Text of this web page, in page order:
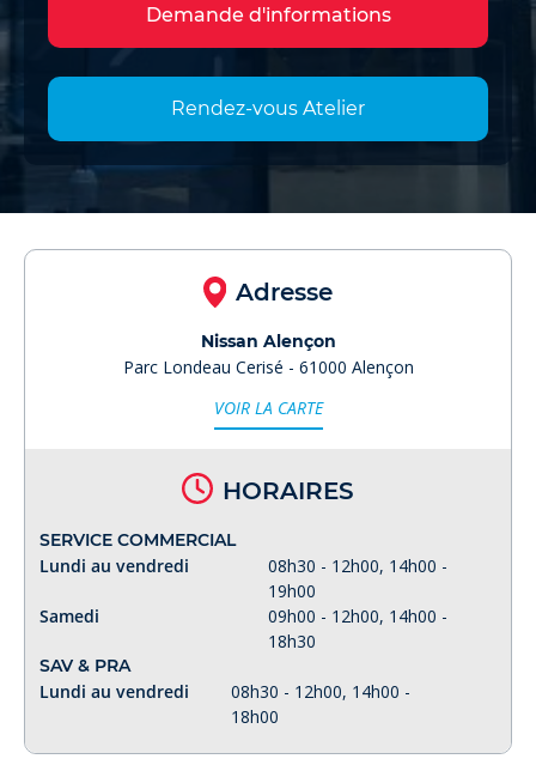
Demande d'informations
Rendez-vous Atelier
Adresse
Nissan Alençon
Parc Londeau Cerisé - 61000 Alençon
VOIR LA CARTE
HORAIRES
SERVICE COMMERCIAL
Lundi au vendredi
08h30 - 12h00, 14h00 -
19h00
Samedi
09h00 - 12h00, 14h00 -
18h30
SAV & PRA
Lundi au vendredi
08h30 - 12h00, 14h00 -
18h00